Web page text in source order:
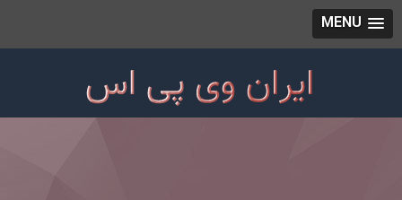
MENU